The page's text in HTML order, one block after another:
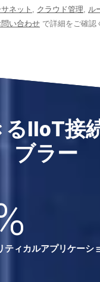
ネット , クラウド管理, ル
問い合わせ で詳細をご確認
IIoT接
ブラー
ティカルアプリケーシ